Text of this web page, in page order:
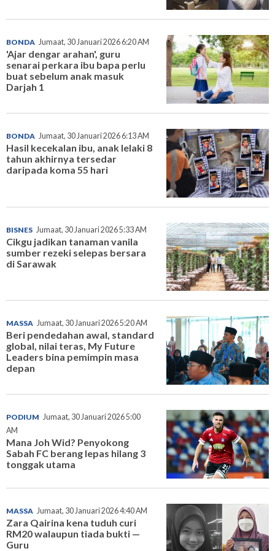
BONDA Jumaat, 30 Januari 2026 6:20 AM
'Ajar dengar arahan', guru
senarai perkara ibu bapa perlu
buat sebelum anak masuk
Darjah 1
BONDA Jumaat, 30 Januari 2026 6:13 AM
Hasil kecekalan ibu, anak lelaki 8
tahun akhirnya tersedar
daripada koma 55 hari
BISNES Jumaat, 30 Januari 2026 5:33 AM
Cikgu jadikan tanaman vanila
sumber rezeki selepas bersara
di Sarawak
MASSA Jumaat, 30 Januari 2026 5:20 AM
Beri pendedahan awal, standard
global, nilai teras, My Future
Leaders bina pemimpin masa
depan
PODIUM Jumaat, 30 Januari 2026 5:00
AM
Mana Joh Wid? Penyokong
Sabah FC berang lepas hilang 3
tonggak utama
MASSA Jumaat, 30 Januari 2026 4:40 AM
Zara Qairina kena tuduh curi
RM20 walaupun tiada bukti —
Guru